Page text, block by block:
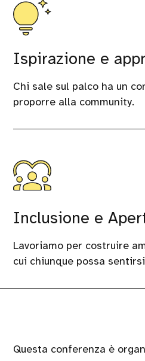
Ispirazione e
Chi sale sul palco ha un
proporre alla community.
Inclusione e
Lavoriamo per costruire
cui chiunque possa
Questa conferenza è